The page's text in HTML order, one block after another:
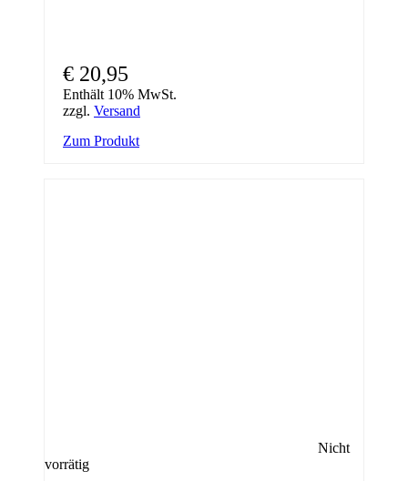
€ 20,95
Enthält 10% MwSt.
zzgl. Versand
Zum Produkt
Nicht
vorrätig